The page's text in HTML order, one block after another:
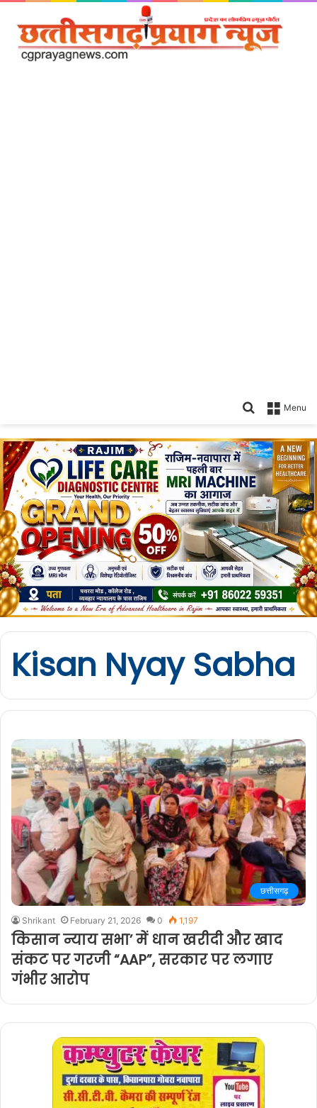
Menu
Search
Kisan Nyay Sabha
छत्तीसगढ़
Shrikant February 21, 2026 0 1,197
किसान न्याय सभा’ में धान खरीदी और खाद
संकट पर गरजी “AAP”, सरकार पर लगाए
गंभीर आरोप